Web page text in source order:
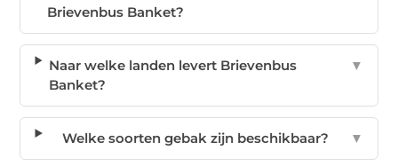
Brievenbus Banket?
Naar welke landen levert Brievenbus
Banket?
▼
Welke soorten gebak zijn beschikbaar? ▼